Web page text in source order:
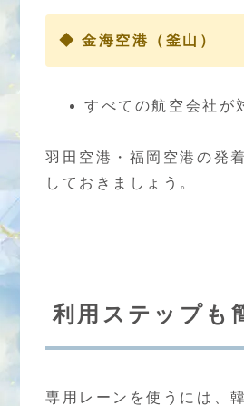
◆ 金海空港（釜山）
すべての航空会社が
羽田空港・福岡空港の発
しておきましょう。
利用ステップも
専用レーンを使うには、